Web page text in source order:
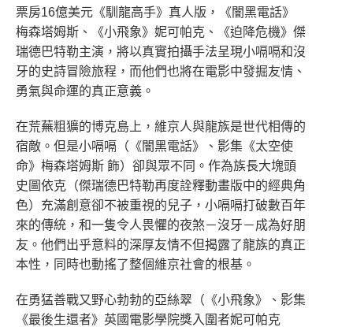
票房16億美元《馴龍高手》真人版，《闇黑電話》
梅森塔姆斯、《小飛象》妮可帕克、《迫降危機》傑
瑞德巴特勒主演，將以真實拍攝手法呈現小嗝嗝和沒
牙的史詩冒險旅程，而他們也將在電影中發掘友情、
勇氣與命運的真正意義。
在荒蕪粗獷的博克島上，維京人與龍族是世代相傳的
宿敵。但是小嗝嗝（《闇黑電話》、影集《太空使
命》梅森塔姆斯 飾）卻與眾不同。作為族長大塊頭
史圖依克（傑瑞德巴特勒再度詮釋動畫版中的經典角
色）充滿創意卻不被重視的兒子，小嗝嗝打破數百年
來的傳統，和一隻令人畏懼的夜煞－沒牙－成為好朋
友。他們出乎意料的深厚友情不但揭露了龍族的真正
本性，同時也動搖了整個維京社會的根基。
在勇猛善戰又野心勃勃的亞絲翠（《小飛象》、影集
《最後生還者》英國電影學院獎入圍者妮可帕克